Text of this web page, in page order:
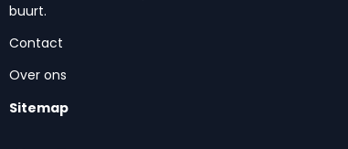
buurt.
Contact
Over ons
Sitemap